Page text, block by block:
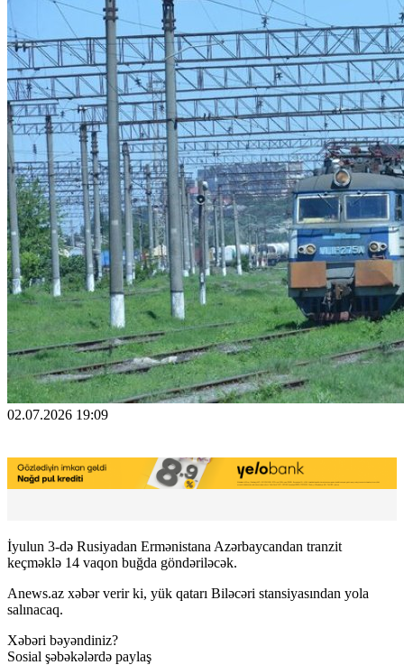
02.07.2026 19:09
İyulun 3-də Rusiyadan Ermənistana Azərbaycandan tranzit
keçməklə 14 vaqon buğda göndəriləcək.
Anews.az xəbər verir ki, yük qatarı Biləcəri stansiyasından yola
salınacaq.
Xəbəri bəyəndiniz?
Sosial şəbəkələrdə paylaş